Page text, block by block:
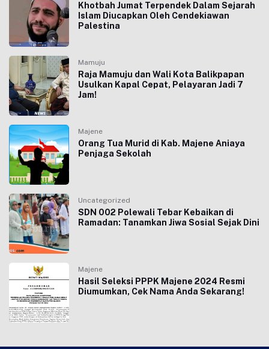
Khotbah Jumat Terpendek Dalam Sejarah
Islam Diucapkan Oleh Cendekiawan
Palestina
Mamuju
Raja Mamuju dan Wali Kota Balikpapan
Usulkan Kapal Cepat, Pelayaran Jadi 7
Jam!
Majene
Orang Tua Murid di Kab. Majene Aniaya
Penjaga Sekolah
Uncategorized
SDN 002 Polewali Tebar Kebaikan di
Ramadan: Tanamkan Jiwa Sosial Sejak Dini
Majene
Hasil Seleksi PPPK Majene 2024 Resmi
Diumumkan, Cek Nama Anda Sekarang!